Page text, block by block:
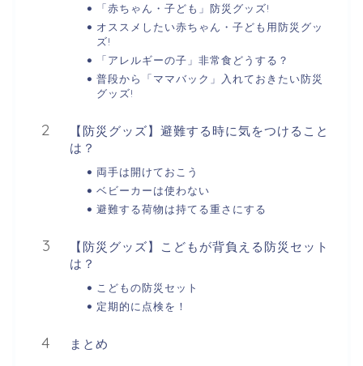
「赤ちゃん・子ども」防災グッズ!
オススメしたい赤ちゃん・子ども用防災グッ
ズ!
「アレルギーの子」非常食どうする？
普段から「ママバック」入れておきたい防災
グッズ!
【防災グッズ】避難する時に気をつけること
は？
両手は開けておこう
ベビーカーは使わない
避難する荷物は持てる重さにする
【防災グッズ】こどもが背負える防災セット
は？
こどもの防災セット
定期的に点検を！
まとめ